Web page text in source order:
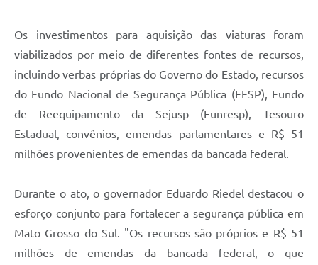
Os investimentos para aquisição das viaturas foram
viabilizados por meio de diferentes fontes de recursos,
incluindo verbas próprias do Governo do Estado, recursos
do Fundo Nacional de Segurança Pública (FESP), Fundo
de Reequipamento da Sejusp (Funresp), Tesouro
Estadual, convênios, emendas parlamentares e R$ 51
milhões provenientes de emendas da bancada federal.
Durante o ato, o governador Eduardo Riedel destacou o
esforço conjunto para fortalecer a segurança pública em
Mato Grosso do Sul. "Os recursos são próprios e R$ 51
milhões de emendas da bancada federal, o que